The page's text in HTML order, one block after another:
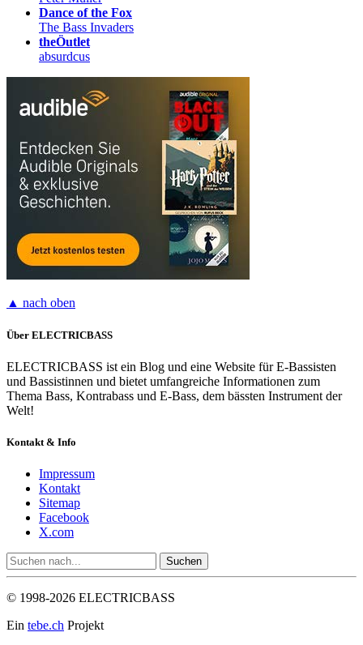
Dance of the Fox
The Bass Invaders
theÖutlet
absurdcus
▲ nach oben
Über ELECTRICBASS
ELECTRICBASS ist ein Blog und eine Website für E-Bassisten
und Bassistinnen und bietet umfangreiche Informationen zum
Thema Bass, Kontrabass und E-Bass, dem bässten Instrument der
Welt!
Kontakt & Info
Impressum
Kontakt
Sitemap
Facebook
X.com
© 1998-2026 ELECTRICBASS
Ein tebe.ch Projekt